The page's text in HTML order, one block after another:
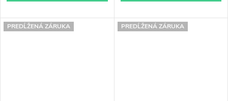
PREDĹŽENÁ ZÁRUKA PREDĹŽENÁ ZÁRUKA